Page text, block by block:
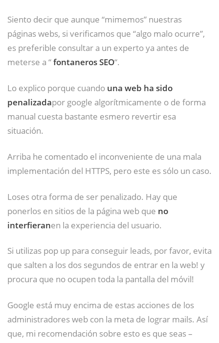
Siento decir que aunque “mimemos” nuestras
páginas webs, si verificamos que “algo malo ocurre”,
es preferible consultar a un experto ya antes de
meterse a “fontaneros SEO“.
Lo explico porque cuando una web ha sido
penalizadapor google algorítmicamente o de forma
manual cuesta bastante esmero revertir esa
situación.
Arriba he comentado el inconveniente de una mala
implementación del HTTPS, pero este es sólo un caso.
Loses otra forma de ser penalizado. Hay que
ponerlos en sitios de la página web que no
interfieranen la experiencia del usuario.
Si utilizas pop up para conseguir leads, por favor, evita
que salten a los dos segundos de entrar en la web! y
procura que no ocupen toda la pantalla del móvil!
Google está muy encima de estas acciones de los
administradores web con la meta de lograr mails. Así
que, mi recomendación sobre esto es que seas –